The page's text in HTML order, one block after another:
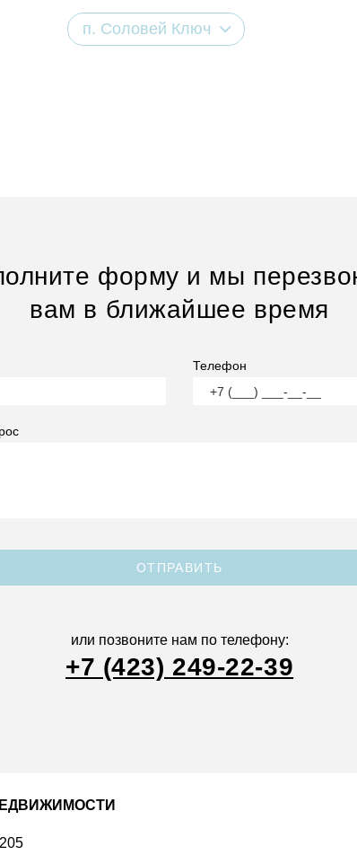
п. Соловей Ключ
форму и мы
вам в ближайшее время
Телефон
ОТПРАВИТЬ
или позвоните нам по телефону:
+7 (423) 249-22-39